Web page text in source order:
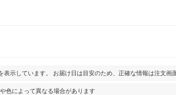
示しています。 お届け日は目安のため、正確な情報は注文画
色によって異なる場合があります